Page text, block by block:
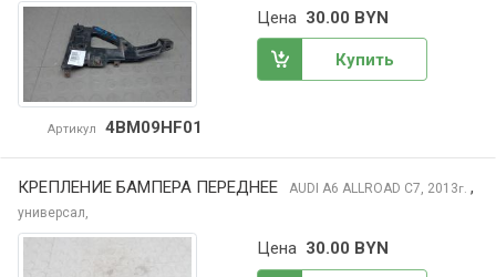
Артикул 4BM09HF01
Цена 30.00 BYN
Купить
КРЕПЛЕНИЕ БАМПЕРА ПЕРЕДНЕЕ AUDI A6 ALLROAD C7, 2013г. ,
универсал,
Цена 30.00 BYN